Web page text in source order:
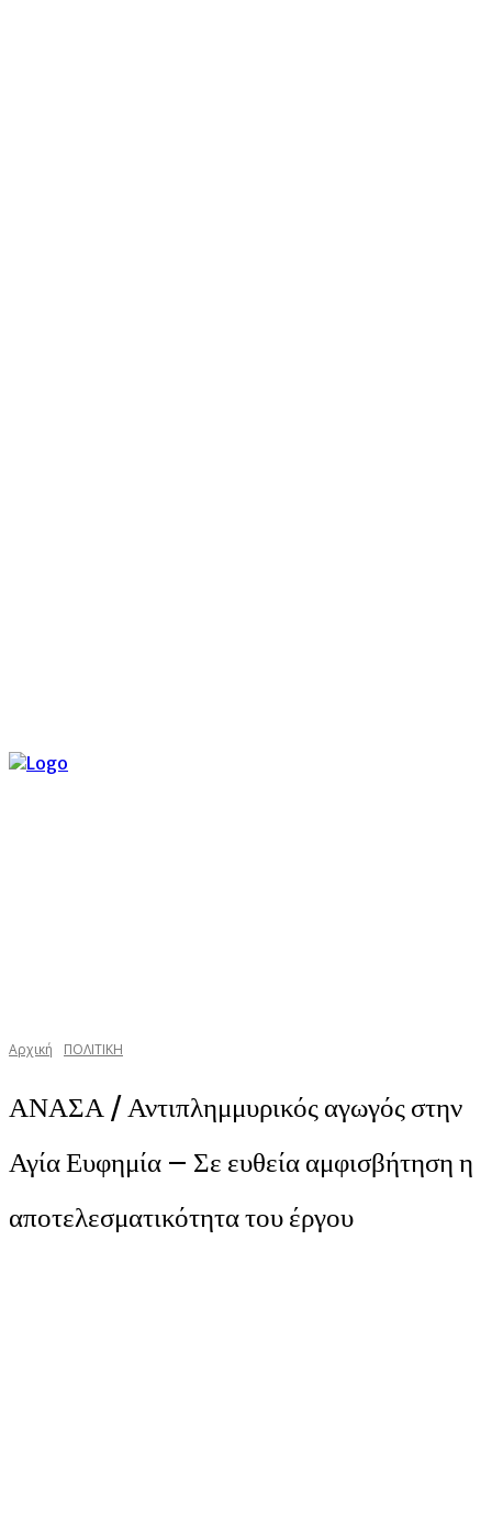
Αρχική ΠΟΛΙΤΙΚΗ
ΑΝΑΣΑ / Αντιπλημμυρικός αγωγός στην
Αγία Ευφημία – Σε ευθεία αμφισβήτηση η
αποτελεσματικότητα του έργου